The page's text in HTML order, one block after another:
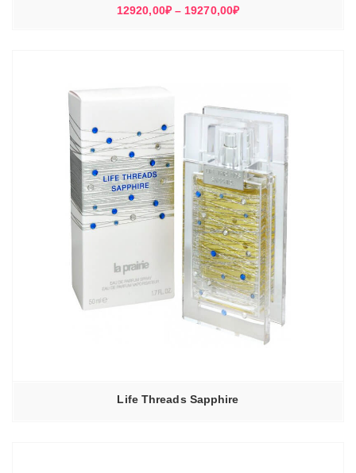
12920,00₽ – 19270,00₽Диапазон
Life Threads Sapphire